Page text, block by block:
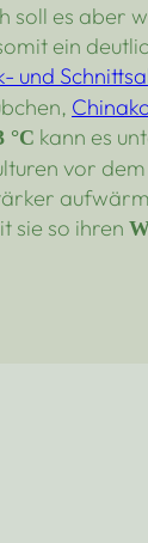
soll es aber
ein
und
°C kann es
vor
sie so ihren